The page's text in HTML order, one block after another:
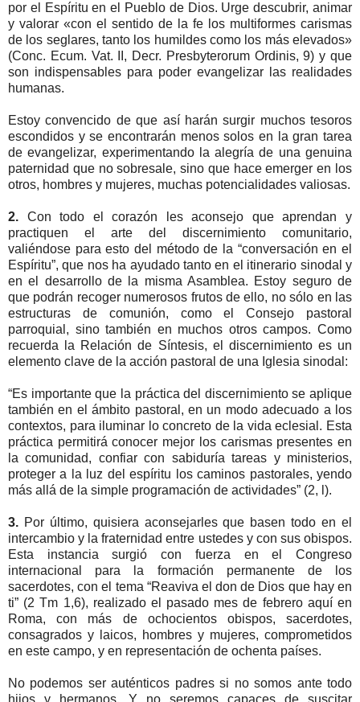
por el Espíritu en el Pueblo de Dios. Urge descubrir, animar
y valorar «con el sentido de la fe los multiformes carismas
de los seglares, tanto los humildes como los más elevados»
(Conc. Ecum. Vat. II, Decr. Presbyterorum Ordinis, 9) y que
son indispensables para poder evangelizar las realidades
humanas.
Estoy convencido de que así harán surgir muchos tesoros
escondidos y se encontrarán menos solos en la gran tarea
de evangelizar, experimentando la alegría de una genuina
paternidad que no sobresale, sino que hace emerger en los
otros, hombres y mujeres, muchas potencialidades valiosas.
2. Con todo el corazón les aconsejo que aprendan y
practiquen el arte del discernimiento comunitario,
valiéndose para esto del método de la “conversación en el
Espíritu”, que nos ha ayudado tanto en el itinerario sinodal y
en el desarrollo de la misma Asamblea. Estoy seguro de
que podrán recoger numerosos frutos de ello, no sólo en las
estructuras de comunión, como el Consejo pastoral
parroquial, sino también en muchos otros campos. Como
recuerda la Relación de Síntesis, el discernimiento es un
elemento clave de la acción pastoral de una Iglesia sinodal:
“Es importante que la práctica del discernimiento se aplique
también en el ámbito pastoral, en un modo adecuado a los
contextos, para iluminar lo concreto de la vida eclesial. Esta
práctica permitirá conocer mejor los carismas presentes en
la comunidad, confiar con sabiduría tareas y ministerios,
proteger a la luz del espíritu los caminos pastorales, yendo
más allá de la simple programación de actividades” (2, l).
3. Por último, quisiera aconsejarles que basen todo en el
intercambio y la fraternidad entre ustedes y con sus obispos.
Esta instancia surgió con fuerza en el Congreso
internacional para la formación permanente de los
sacerdotes, con el tema “Reaviva el don de Dios que hay en
ti” (2 Tm 1,6), realizado el pasado mes de febrero aquí en
Roma, con más de ochocientos obispos, sacerdotes,
consagrados y laicos, hombres y mujeres, comprometidos
en este campo, y en representación de ochenta países.
No podemos ser auténticos padres si no somos ante todo
hijos y hermanos. Y no seremos capaces de suscitar